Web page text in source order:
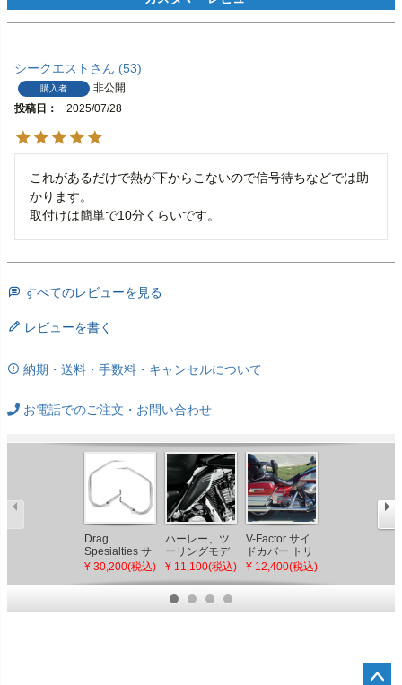
シークエスト 53
購入者
非公開
投稿日
2025/07/28
これがあるだけで熱が下からこないので信号待ちなどでは助
かります。
取付けは簡単で10分くらいです。
すべてのレビューを見る
レビューを書く
納期・送料・手数料・キャンセルについて
お電話でのご注文・お問い合わせ
Drag
Spesialties サ
ドルバッグガ
¥ 30,200(税込)
ハーレー、ツ
ーリングモデ
ル用ミッドフ
ー・アクセン
ト Kuryakyn
¥ 11,100(税込)
V-Factor サイ
ドカバー トリ
ムレール ツ
¥ 12,400(税込)
ル '97～'07